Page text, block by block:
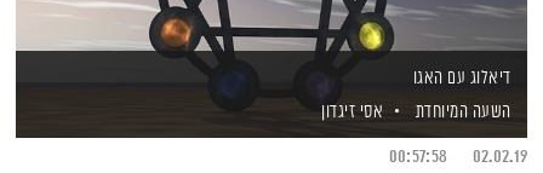
דיאלוג עם האגו
השעה המיוחדת
אסי זיגדון
02.02.19
00:57:58